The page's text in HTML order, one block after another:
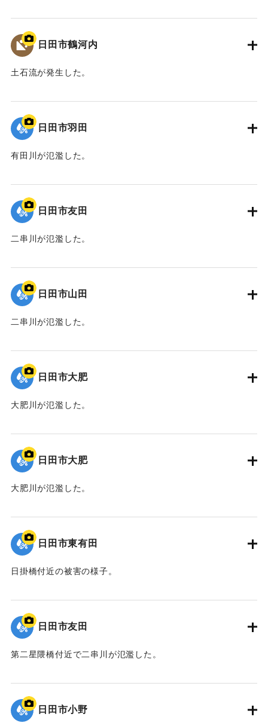
｜固有コード:01203041
日田市鶴河内
土石流が発生した。
｜固有コード:01203040
日田市羽田
有田川が氾濫した。
｜固有コード:01203038
日田市友田
二串川が氾濫した。
｜固有コード:01203037
日田市山田
二串川が氾濫した。
｜固有コード:01203036
日田市大肥
大肥川が氾濫した。
｜固有コード:01203035
日田市大肥
大肥川が氾濫した。
｜固有コード:01203034
日田市東有田
日掛橋付近の被害の様子。
｜固有コード:01203033
日田市友田
第二星隈橋付近で二串川が氾濫した。
｜固有コード:01203032
日田市小野